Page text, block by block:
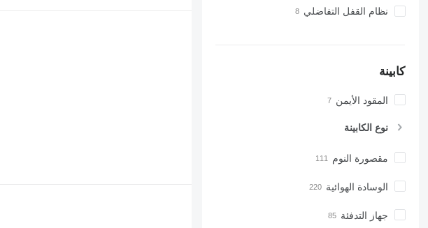
نظام القفل التفاضلي
كابينة
المقود الأيمن
نوع الكابينة
مقصورة النوم
الوسادة الهوائية
جهاز التدفئة